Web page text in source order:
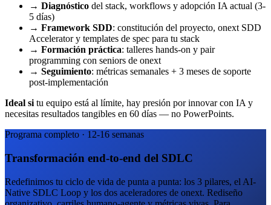
→ Diagnóstico del stack, workflows y adopción IA actual (3-
5 días)
→ Framework SDD: constitución del proyecto, onext SDD
Accelerator y templates de spec para tu stack
→ Formación práctica: talleres hands-on y pair
programming con seniors de onext
→ Seguimiento: métricas semanales + 3 meses de soporte
post-implementación
Ideal si tu equipo está al límite, hay presión por innovar con IA y
necesitas resultados tangibles en 60 días — no PowerPoints.
Programa completo · 12-16 semanas
Transformación end-to-end del SDLC
Redefinimos tu ciclo de vida de punta a punta: los 3 pilares, el AI-
Native SDLC Loop y los dos aceleradores de onext. Rediseño